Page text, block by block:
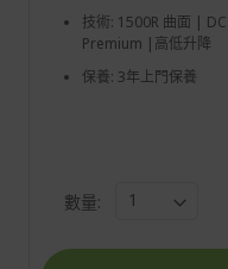
技術: 1500R 曲面 |
Premium |高低升降
保養: 3年上門保養
數量: